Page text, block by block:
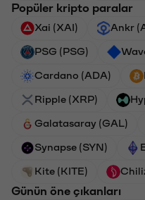
Popüler kripto paralar
Xai (XAI) Ankr
PSG (PSG)
Cardano (ADA)
Ripple (XRP)
Galatasaray (GAL)
Synapse (SYN)
Kite (KITE)
Günün öne çıkanları